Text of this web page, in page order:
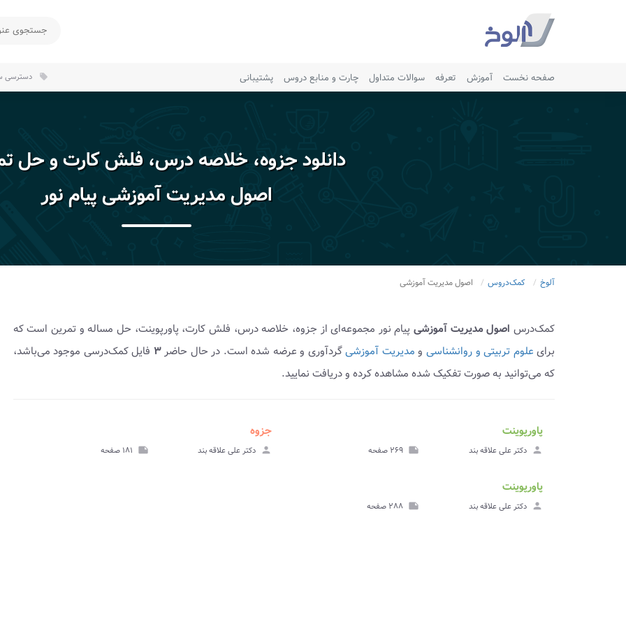
صفحه نخست آموزش تعرفه سوالات متداول چارت و منابع دروس پشتیبانی local_offer دسترسی
دانلود جزوه، خلاصه درس، فلش کارت و حل
اصول مدیریت آموزشی پیام نور
آلوخ کمک‌دروس اصول مدیریت آموزشی
کمک‌درس اصول مدیریت آموزشی پیام نور مجموعه‌ای از جزوه، خلاصه درس، فلش کارت، پاورپوینت، حل مساله و تمرین است که
برای علوم تربیتی و روانشناسی و مدیریت آموزشیگردآوری و عرضه شده است. در حال حاضر۳ فایل کمک‌درسی موجود می‌باشد،
که می‌توانید به صورت تفکیک شده مشاهده کرده و دریافت نمایید.
پاورپوینت
person دکتر علی علاقه بند note ۲۶۹ صفحه
جزوه
person دکتر علی علاقه بند note ۱۸۱ صفحه
پاورپوینت
person دکتر علی علاقه بند note ۲۸۸ صفحه